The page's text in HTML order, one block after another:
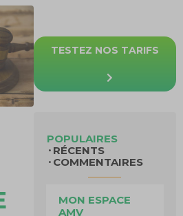
TESTEZ NOS TARIFS
POPULAIRES
RÉCENTS
COMMENTAIRES
MON ESPACE
AMV